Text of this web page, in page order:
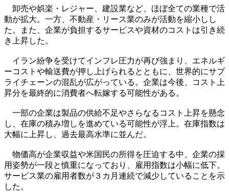
卸売や娯楽・レジャー、建設業など、ほぼ全ての業種で活
動が拡大。一方、不動産・リース業のみが活動を縮小しし
た。また、企業が負担するサービスや資材のコストは引き続
き上昇した。
イラン紛争を受けてインフレ圧力が再び強まり、エネルギ
ーコストや輸送費が押し上げられるとともに、世界的にサプ
ライチェーンの混乱が広がっている。企業は今後、コスト上
昇分を最終的に消費者へ転嫁する可能性がある。
一部の企業は製品の供給不足やさらなるコスト上昇を懸念
し、在庫の積み増しを進めている可能性が浮上。在庫指数は
大幅に上昇し、過去最高水準に並んだ。
物価高が企業収益や米国民の所得を圧迫する中、企業の採
用姿勢が一段と慎重になっており、雇用指数は小幅に低下。
サービス業の雇用者数が３カ月連続で減少していることを示
した。